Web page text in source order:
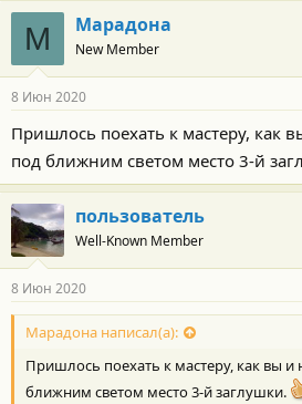
М Марадона
New Member
8 Июн 2020
Пришлось поехать к мастеру, как
под ближним светом место 3-й
пользователь
Well-Known Member
8 Июн 2020
Марадона написал(а):
Пришлось поехать к мастеру, как вы и
ближним светом место 3-й заглушки.